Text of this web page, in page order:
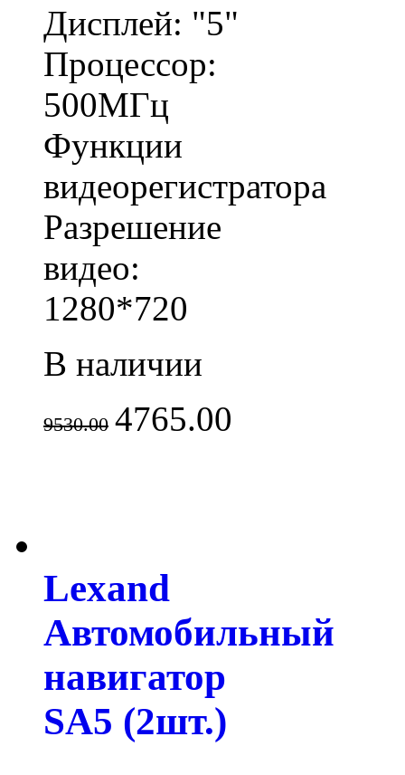
Дисплей: "5"
Процессор:
500МГц
Функции
видеорегистратора
Разрешение
видео:
1280*720
В наличии
9530.00 4765.00
Lexand
Автомобильный
навигатор
SA5 (2шт.)